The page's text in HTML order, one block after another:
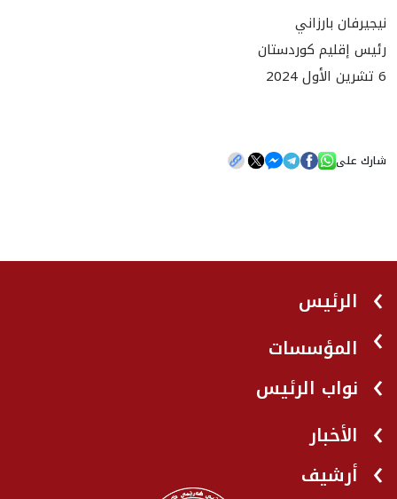
نيجيرفان بارزاني
رئيس إقليم كوردستان
6 تشرين الأول 2024
شارك على
الرئيس
المؤسسات
نواب الرئيس
الأخبار
أرشيف